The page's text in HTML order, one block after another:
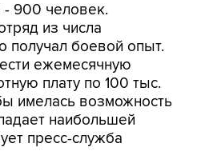
- 900 человек.
из числа
получал боевой опыт.
ежемесячную
плату по 100 тыс.
имелась возможность
наибольшей
пресс-служба